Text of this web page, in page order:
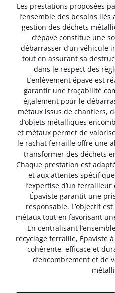
Les prestations proposées
l’ensemble des besoins
gestion des déchets
d’épave constitue une
débarrasser d’un véhicule
tout en assurant sa
dans le respect des
L’enlèvement épave est
garantir une traçabilité
également pour le
métaux issus de chantiers,
d’objets métalliques
et métaux permet de
le rachat ferraille offre une
transformer des déchets
Chaque prestation est
et aux attentes
l’expertise d’un
Épaviste garantit une
responsable. L’objectif
métaux tout en favorisant
En centralisant
recyclage ferraille, Épaviste
cohérente, efficace et
d’encombrement et de